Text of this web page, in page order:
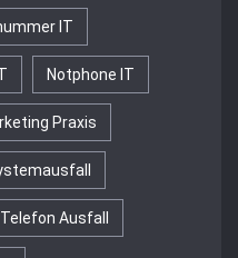
IT
Notphone IT
Praxis
Telefon Ausfall